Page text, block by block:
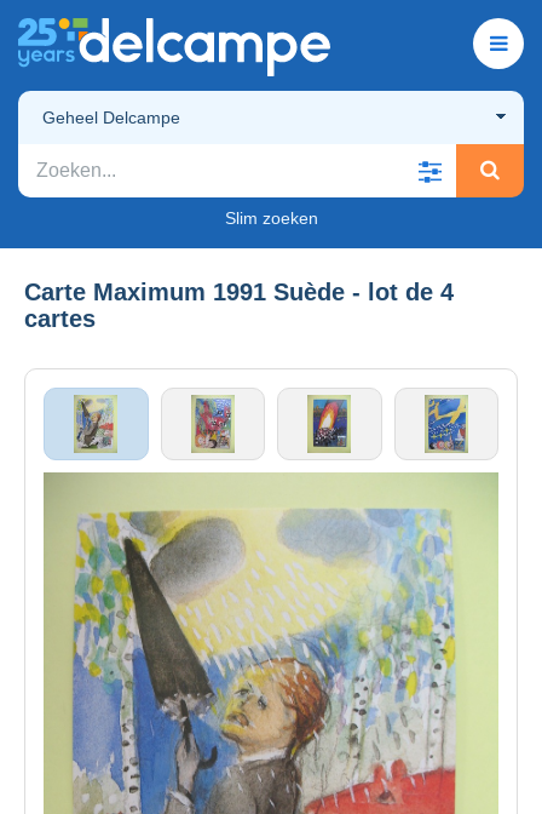
Geheel Delcampe
Slim zoeken
Carte Maximum 1991 Suède - lot de 4
cartes